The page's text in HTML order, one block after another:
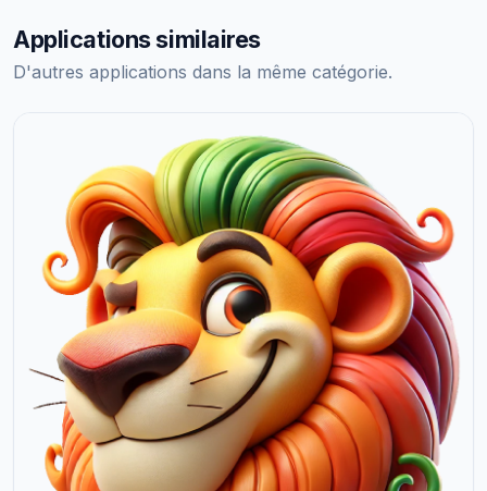
Applications similaires
D'autres applications dans la même catégorie.